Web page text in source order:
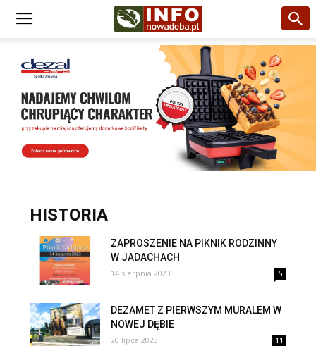
HISTORIA
ZAPROSZENIE NA PIKNIK RODZINNY
W JADACHACH
14 sierpnia 2023 5
DEZAMET Z PIERWSZYM MURALEM W
NOWEJ DĘBIE
20 lipca 2023 11